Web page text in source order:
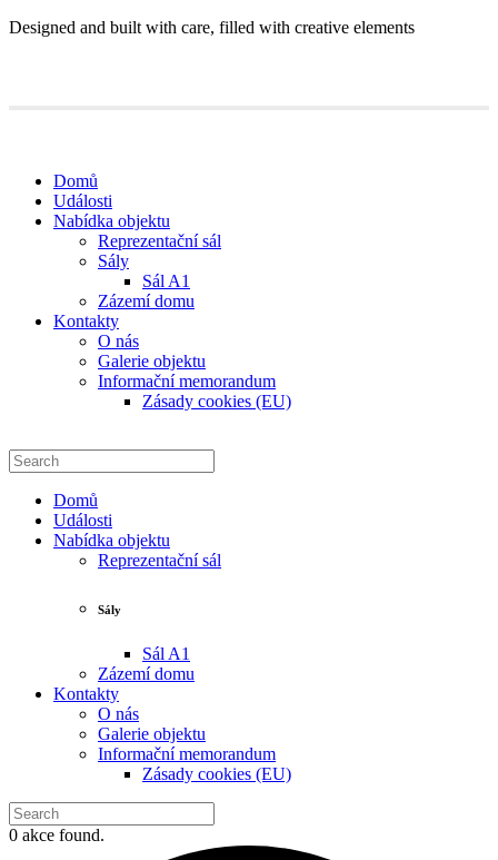
Designed and built with care, filled with creative elements
Domů
Události
Nabídka objektu
Reprezentační sál
Sály
Sál A1
Zázemí domu
Kontakty
O nás
Galerie objektu
Informační memorandum
Zásady cookies (EU)
Domů
Události
Nabídka objektu
Reprezentační sál
Sály
Sál A1
Zázemí domu
Kontakty
O nás
Galerie objektu
Informační memorandum
Zásady cookies (EU)
0 akce found.